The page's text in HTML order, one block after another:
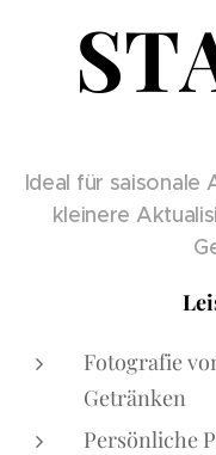
Ideal für saisonale
kleinere
Fotografie
Getränken
Persönliche